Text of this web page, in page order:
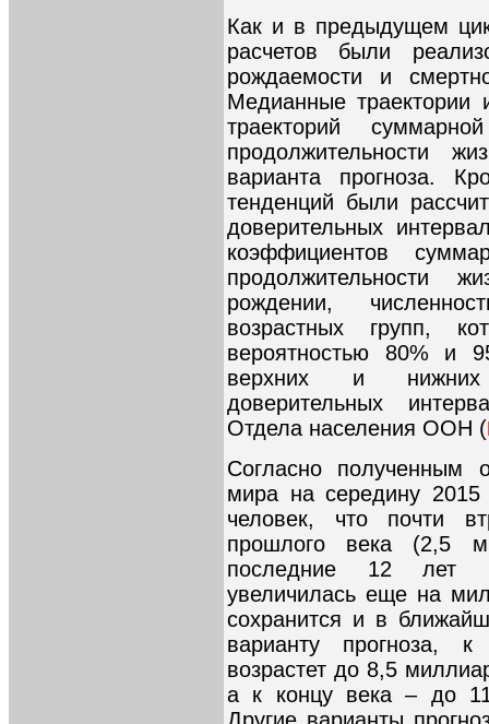
Как и в предыдущем
расчетов были
рождаемости и
Медианные траектории
траекторий
продолжительности
варианта прогноза.
тенденций были
доверительных
коэффициентов
рождении,
возрастных групп,
вероятностью 80% и
верхних и нижних
доверительных
Отдела населения ООН (
Согласно полученным
мира на середину
человек, что почти
прошлого века (2,5
последние 12 лет
увеличилась еще на
сохранится и в
варианту прогноза,
возрастет до 8,5
а к концу века – до